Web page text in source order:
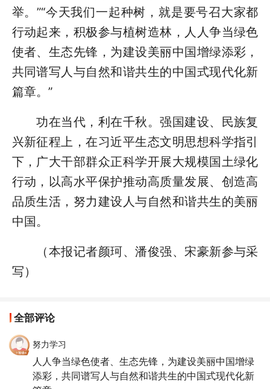
举。”“今天我们一起种树，就是要号召大家都
行动起来，积极参与植树造林，人人争当绿色
使者、生态先锋，为建设美丽中国增绿添彩，
共同谱写人与自然和谐共生的中国式现代化新
篇章。”
功在当代，利在千秋。强国建设、民族复
兴新征程上，在习近平生态文明思想科学指引
下，广大干部群众正科学开展大规模国土绿化
行动，以高水平保护推动高质量发展、创造高
品质生活，努力建设人与自然和谐共生的美丽
中国。
（本报记者颜珂、潘俊强、宋豪新参与采
写）
全部评论
努力学习
人人争当绿色使者、生态先锋，为建设美丽中国增绿
添彩，共同谱写人与自然和谐共生的中国式现代化新